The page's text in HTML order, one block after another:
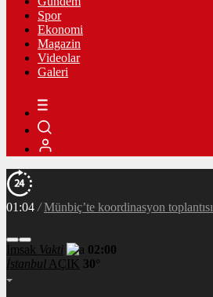
Spor
Ekonomi
Magazin
Videolar
Galeri
01:04 / Dünya genç milyarderi konuşuyor
İmsak Vakti
02:00
İstanbul AÇIK 30°